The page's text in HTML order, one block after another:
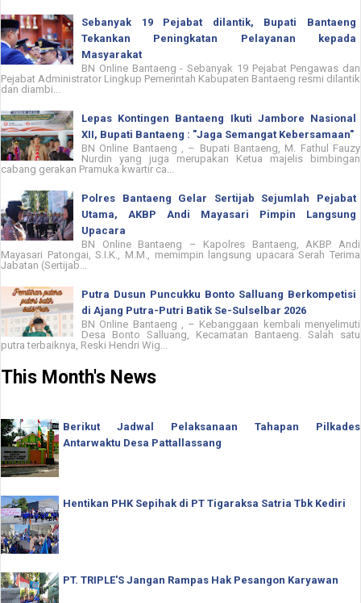
Sebanyak 19 Pejabat dilantik, Bupati Bantaeng
Tekankan Peningkatan Pelayanan kepada
Masyarakat
BN Online Bantaeng - Sebanyak 19 Pejabat Pengawas dan
Pejabat Administrator Lingkup Pemerintah Kabupaten Bantaeng resmi dilantik
dan diambi...
Lepas Kontingen Bantaeng Ikuti Jambore Nasional
XII, Bupati Bantaeng : "Jaga Semangat Kebersamaan"
BN Online Bantaeng , – Bupati Bantaeng, M. Fathul Fauzy
Nurdin yang juga merupakan Ketua majelis bimbingan
cabang gerakan Pramuka kwartir ca...
Polres Bantaeng Gelar Sertijab Sejumlah Pejabat
Utama, AKBP Andi Mayasari Pimpin Langsung
Upacara
BN Online Bantaeng – Kapolres Bantaeng, AKBP Andi
Mayasari Patongai, S.I.K., M.M., memimpin langsung upacara Serah Terima
Jabatan (Sertijab...
Putra Dusun Puncukku Bonto Salluang Berkompetisi
di Ajang Putra-Putri Batik Se-Sulselbar 2026
BN Online Bantaeng , – Kebanggaan kembali menyelimuti
Desa Bonto Salluang, Kecamatan Bantaeng. Salah satu
putra terbaiknya, Reski Hendri Wig...
This Month's News
Berikut Jadwal Pelaksanaan Tahapan Pilkades
Antarwaktu Desa Pattallassang
Hentikan PHK Sepihak di PT Tigaraksa Satria Tbk Kediri
PT. TRIPLE'S Jangan Rampas Hak Pesangon Karyawan